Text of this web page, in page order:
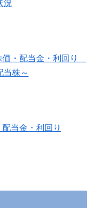
況
価・配当金・利回り
当株～
当金・利回り